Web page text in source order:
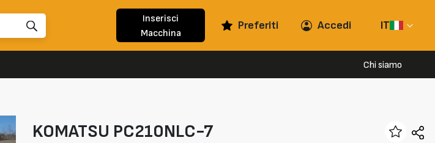
Inserisci
Macchina
Preferiti Accedi IT
Chi siamo
KOMATSU PC210NLC-7